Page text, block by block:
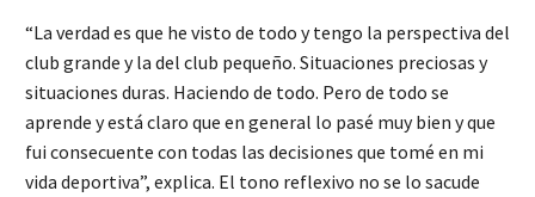
“La verdad es que he visto de todo y tengo la perspectiva del
club grande y la del club pequeño. Situaciones preciosas y
situaciones duras. Haciendo de todo. Pero de todo se
aprende y está claro que en general lo pasé muy bien y que
fui consecuente con todas las decisiones que tomé en mi
vida deportiva”, explica. El tono reflexivo no se lo sacude